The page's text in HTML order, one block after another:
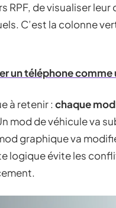
RPF, de visualiser
C’est la colonne
un téléphone
à retenir : chaque
mod de véhicule va
graphique va
logique évite les